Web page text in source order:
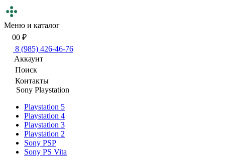
Меню и каталог
00 ₽
8 (985) 426-46-76
Аккаунт
Поиск
Контакты
Sony Playstation
Playstation 5
Playstation 4
Playstation 3
Playstation 2
Sony PSP
Sony PS Vita